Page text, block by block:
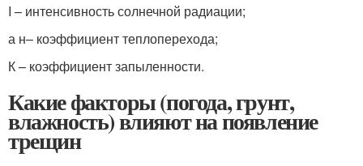
I – интенсивность солнечной радиации;
а н– коэффициент теплоперехода;
К– коэффициент запыленности.
Какие факторы (погода, грунт,
влажность) влияют на появление
трещин